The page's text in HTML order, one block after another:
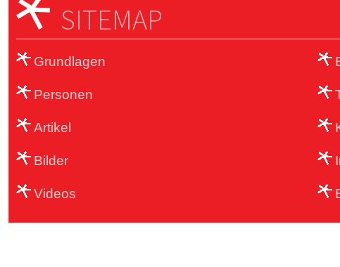
SITEMAP
Grundlagen
Personen
Artikel
Bilder
Videos